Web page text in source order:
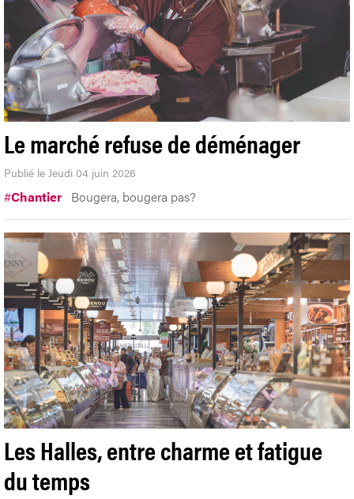
Le marché refuse de déménager
Publié le Jeudi 04 juin 2026
#Chantier Bougera, bougera pas?
Les Halles, entre charme et fatigue
du temps